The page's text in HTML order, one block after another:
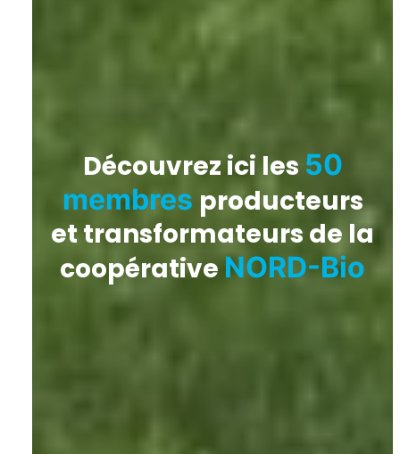
Découvrez ici les 50
membres producteurs
et transformateurs de la
coopérativeNORD-Bio